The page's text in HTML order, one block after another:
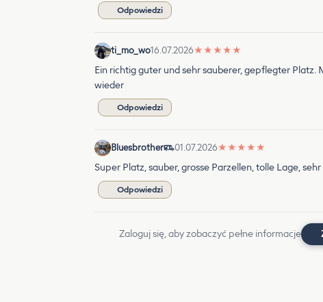
Odpowiedzi
ti_mo_wo16.07.2026★ ★ ★ ★ ★
Ein richtig guter und sehr sauberer, gepflegter
wieder
Odpowiedzi
Bluesbrother 01.07.2026★ ★ ★ ★ ★
Super Platz, sauber, grosse Parzellen, tolle Lage,
Odpowiedzi
Zaloguj się, aby zobaczyć pełne informacje